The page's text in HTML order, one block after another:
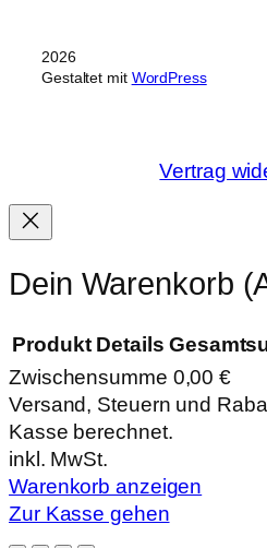
2026
Gestaltet mit WordPress
Vertrag
Dein Warenkorb
Produkte
im
Warenkorb
Produkt Details
Zwischensumme 0,00 €
Versand, Steuern und
Kasse berechnet.
inkl. MwSt.
Warenkorb anzeigen
Zur Kasse gehen